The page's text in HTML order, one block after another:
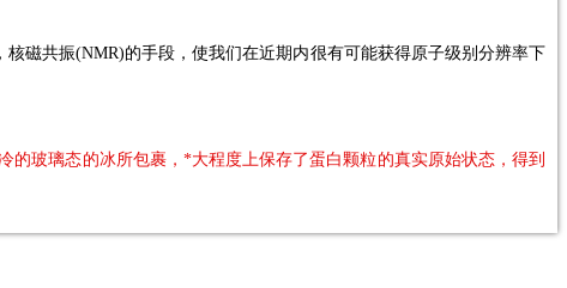
磁共振(NMR)的手段，使我们在近期内很有可能获得原子级别分辨率下
玻璃态的冰所包裹，*大程度上保存了蛋白颗粒的真实原始状态，得到